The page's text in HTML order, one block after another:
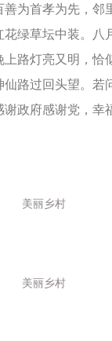
为首孝为先，邻
绿草坛中装。八
路灯亮又明，恰
路过回头望。若
政府感谢党，幸
美丽乡村
美丽乡村